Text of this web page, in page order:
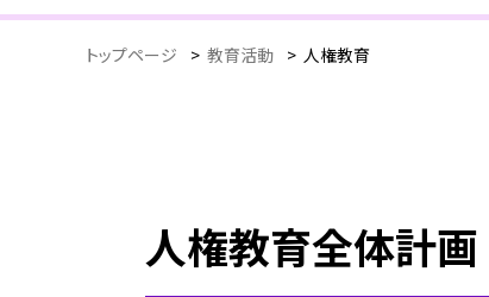
トップページ > 教育活動 > 人権教育
人権教育全体計画